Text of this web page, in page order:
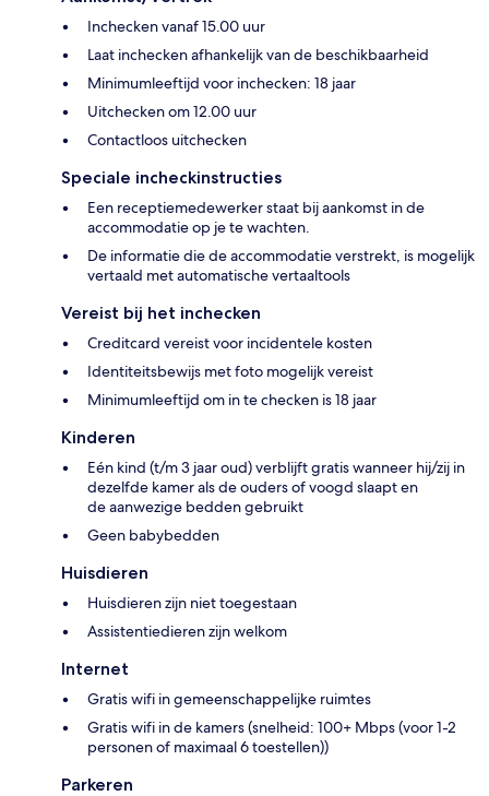
Inchecken vanaf 15.00 uur
Laat inchecken afhankelijk van de beschikbaarheid
Minimumleeftijd voor inchecken: 18 jaar
Uitchecken om 12.00 uur
Contactloos uitchecken
Speciale incheckinstructies
Een receptiemedewerker staat bij aankomst in de
accommodatie op je te wachten.
De informatie die de accommodatie verstrekt, is mogelijk
vertaald met automatische vertaaltools
Vereist bij het inchecken
Creditcard vereist voor incidentele kosten
Identiteitsbewijs met foto mogelijk vereist
Minimumleeftijd om in te checken is 18 jaar
Kinderen
Eén kind (t/m 3 jaar oud) verblijft gratis wanneer hij/zij in
dezelfde kamer als de ouders of voogd slaapt en
de aanwezige bedden gebruikt
Geen babybedden
Huisdieren
Huisdieren zijn niet toegestaan
Assistentiedieren zijn welkom
Internet
Gratis wifi in gemeenschappelijke ruimtes
Gratis wifi in de kamers (snelheid: 100+ Mbps (voor 1-2
personen of maximaal 6 toestellen))
Parkeren